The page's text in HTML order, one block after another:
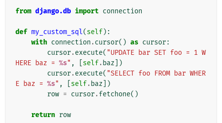
from django.db import connection
def my_custom_sql(self):
with connection .cursor() as cursor:
cursor.execute( "UPDATE bar SET foo = 1 W
HERE baz = %s" , self. baz ])
cursor.execute( "SELECT foo FROM bar WHER
E baz = %s" , self. baz ])
row = cursor.fetchone()
return row